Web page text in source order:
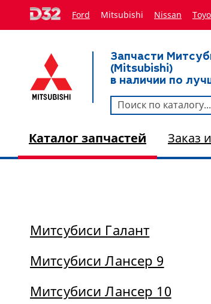
Ford Mitsubishi Nissan
Запчасти
(Mitsubishi)
в наличии по
Каталог запчастей Заказ
Митсубиси Галант
Митсубиси Лансер 9
Митсубиси Лансер 10